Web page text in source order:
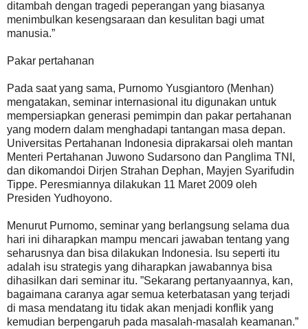
ditambah dengan tragedi peperangan yang biasanya
menimbulkan kesengsaraan dan kesulitan bagi umat
manusia.”
Pakar pertahanan
Pada saat yang sama, Purnomo Yusgiantoro (Menhan)
mengatakan, seminar internasional itu digunakan untuk
mempersiapkan generasi pemimpin dan pakar pertahanan
yang modern dalam menghadapi tantangan masa depan.
Universitas Pertahanan Indonesia diprakarsai oleh mantan
Menteri Pertahanan Juwono Sudarsono dan Panglima TNI,
dan dikomandoi Dirjen Strahan Dephan, Mayjen Syarifudin
Tippe. Peresmiannya dilakukan 11 Maret 2009 oleh
Presiden Yudhoyono.
Menurut Purnomo, seminar yang berlangsung selama dua
hari ini diharapkan mampu mencari jawaban tentang yang
seharusnya dan bisa dilakukan Indonesia. Isu seperti itu
adalah isu strategis yang diharapkan jawabannya bisa
dihasilkan dari seminar itu. ”Sekarang pertanyaannya, kan,
bagaimana caranya agar semua keterbatasan yang terjadi
di masa mendatang itu tidak akan menjadi konflik yang
kemudian berpengaruh pada masalah-masalah keamanan.”